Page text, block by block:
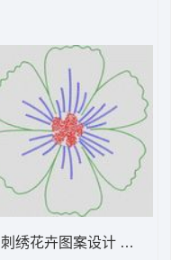
刺绣花卉图案设计 大花样